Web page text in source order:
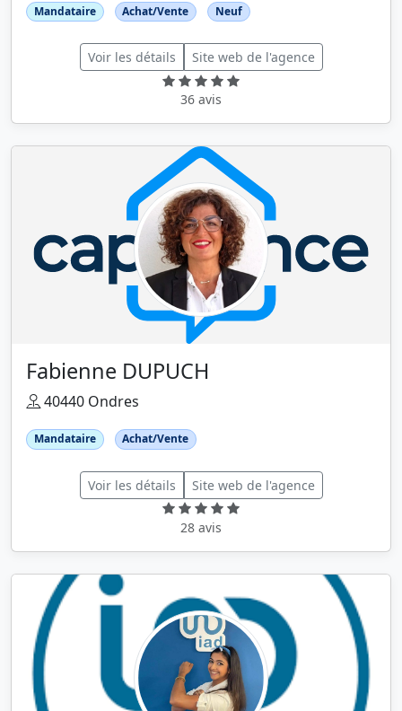
Mandataire Achat/Vente Neuf
Voir les détails Site web de l'agence
36 avis
Fabienne DUPUCH
40440 Ondres
Mandataire Achat/Vente
Voir les détails Site web de l'agence
28 avis